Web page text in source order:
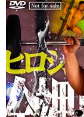
[BUMP]ヒ